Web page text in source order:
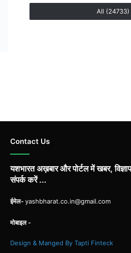
All (24733)
Contact Us
यशभारत अख़बार और पोर्टल में खबर,
संपर्क करें ...
ईमेल-yashbharat.co.in@gmail.com
मोबाइल -
Design & Manged By Tapti Finteck